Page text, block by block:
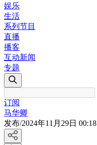
娱乐
生活
系列节目
直播
播客
互动新闻
专题
订阅
马华卿
发布/2024年11月29日 00:18